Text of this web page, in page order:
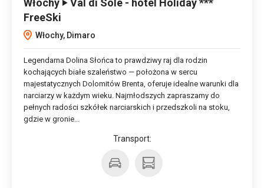
Włochy ‣ Val di Sole - hotel Holiday ***
FreeSki
Włochy, Dimaro
Legendarna Dolina Słońca to prawdziwy raj dla rodzin
kochających białe szaleństwo — położona w sercu
majestatycznych Dolomitów Brenta, oferuje idealne warunki dla
narciarzy w każdym wieku. Najmłodszych zapraszamy do
pełnych radości szkółek narciarskich i przedszkoli na stoku,
gdzie w gronie...
Transport: